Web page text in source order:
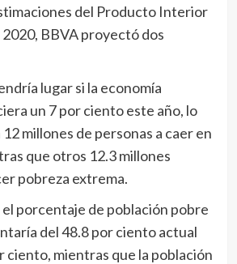
del Producto Interior
BBVA proyectó dos
lugar si la economía
un 7 por ciento este año, lo
millones de personas a caer en
que otros 12.3 millones
pobreza extrema.
el porcentaje de población pobre
del 48.8 por ciento actual
ciento, mientras que la población